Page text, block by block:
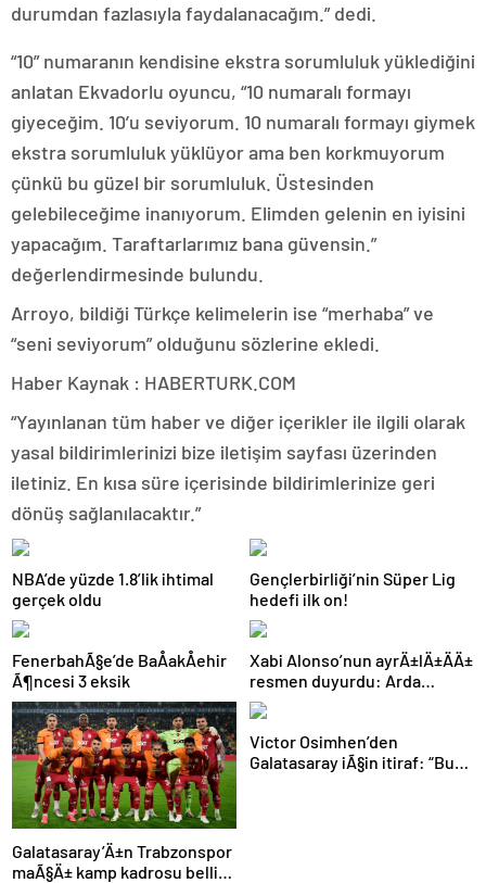
durumdan fazlasıyla faydalanacağım.” dedi.
“10” numaranın kendisine ekstra sorumluluk yüklediğini
anlatan Ekvadorlu oyuncu, “10 numaralı formayı
giyeceğim. 10’u seviyorum. 10 numaralı formayı giymek
ekstra sorumluluk yüklüyor ama ben korkmuyorum
çünkü bu güzel bir sorumluluk. Üstesinden
gelebileceğime inanıyorum. Elimden gelenin en iyisini
yapacağım. Taraftarlarımız bana güvensin.”
değerlendirmesinde bulundu.
Arroyo, bildiği Türkçe kelimelerin ise “merhaba” ve
“seni seviyorum” olduğunu sözlerine ekledi.
Haber Kaynak : HABERTURK.COM
“Yayınlanan tüm haber ve diğer içerikler ile ilgili olarak
yasal bildirimlerinizi bize iletişim sayfası üzerinden
iletiniz. En kısa süre içerisinde bildirimlerinize geri
dönüş sağlanılacaktır.”
NBA’de yüzde 1.8’lik ihtimal
gerçek oldu
Gençlerbirliği’nin Süper Lig
hedefi ilk on!
FenerbahÃ§e’de BaÅakÅehir
Ã¶ncesi 3 eksik
Xabi Alonso’nun ayrÄ±lÄ±ÄÄ±
resmen duyurdu: Arda
GÃ¼ler’in yeni hocasÄ±
olmak iÃ§in geri sayÄ±m
baÅladÄ±
Galatasaray’Ä±n Trabzonspor
maÃ§Ä± kamp kadrosu belli
Victor Osimhen’den
Galatasaray iÃ§in itiraf: “Bu